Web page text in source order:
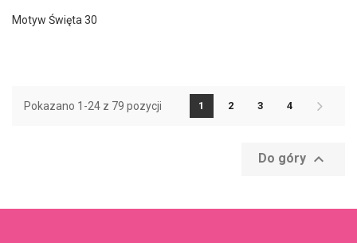
Motyw Święta 30
Pokazano 1-24 z 79 pozycji 1 2 3 4
Do góry 